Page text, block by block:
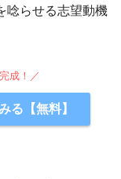
唸らせる志望動機
成！／
る【無料】